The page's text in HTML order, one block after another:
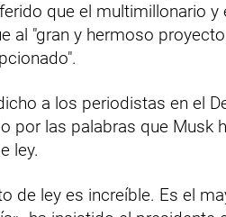
que el multimillonario
al "gran y hermoso
a los periodistas en el
por las palabras que Musk
ley.
de ley es increíble. Es el